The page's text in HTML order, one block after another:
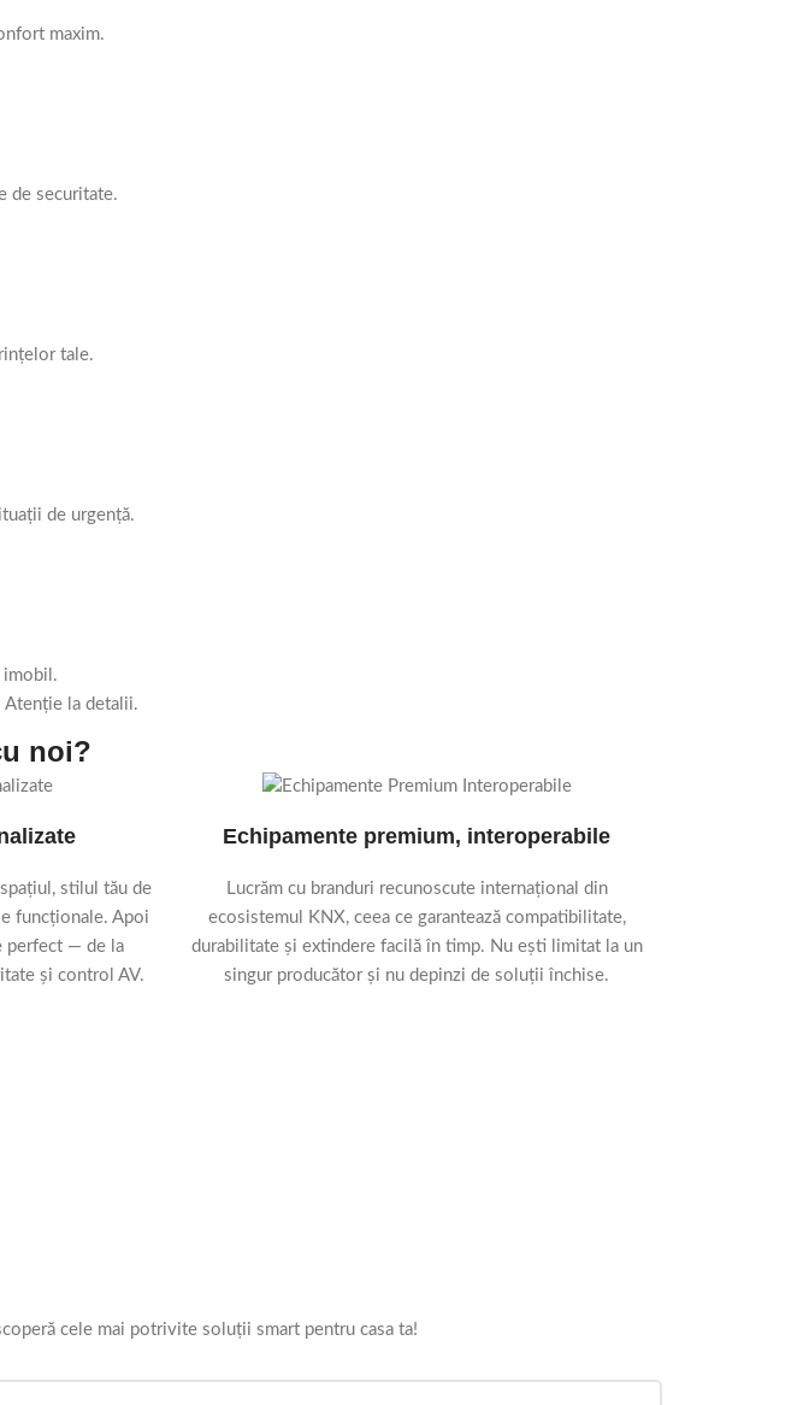
maxim.
de securitate.
tale.
de urgență.
imobil.
Atenție la detalii.
noi?
stilul tău de
funcționale. Apoi
perfect — de la
și control AV.
Echipamente premium, interoperabile
Lucrăm cu branduri recunoscute internațional din
ecosistemul KNX, ceea ce garantează compatibilitate,
durabilitate și extindere facilă în timp. Nu ești limitat la un
singur producător și nu depinzi de soluții închise.
cele mai potrivite soluții smart pentru casa ta!